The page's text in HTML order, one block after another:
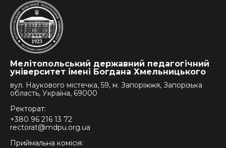
Мелітопольський державний педагогічний
університет імені Богдана Хмельницького
вул. Наукового містечка, 59, м. Запоріжжя, Запорізька
область, Україна, 69000
Ректорат:
+380 96 216 13 72
rectorat@mdpu.org.ua
Приймальна комісія: